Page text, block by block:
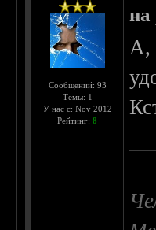
Сообщений: 93
Темы: 1
У нас с: Nov 2012
Рейтинг:8
на
А,